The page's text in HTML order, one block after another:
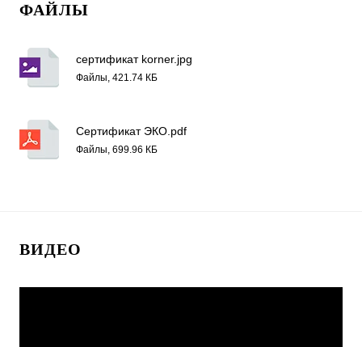
ФАЙЛЫ
сертификат korner.jpg
Файлы, 421.74 КБ
Сертификат ЭКО.pdf
Файлы, 699.96 КБ
ВИДЕО